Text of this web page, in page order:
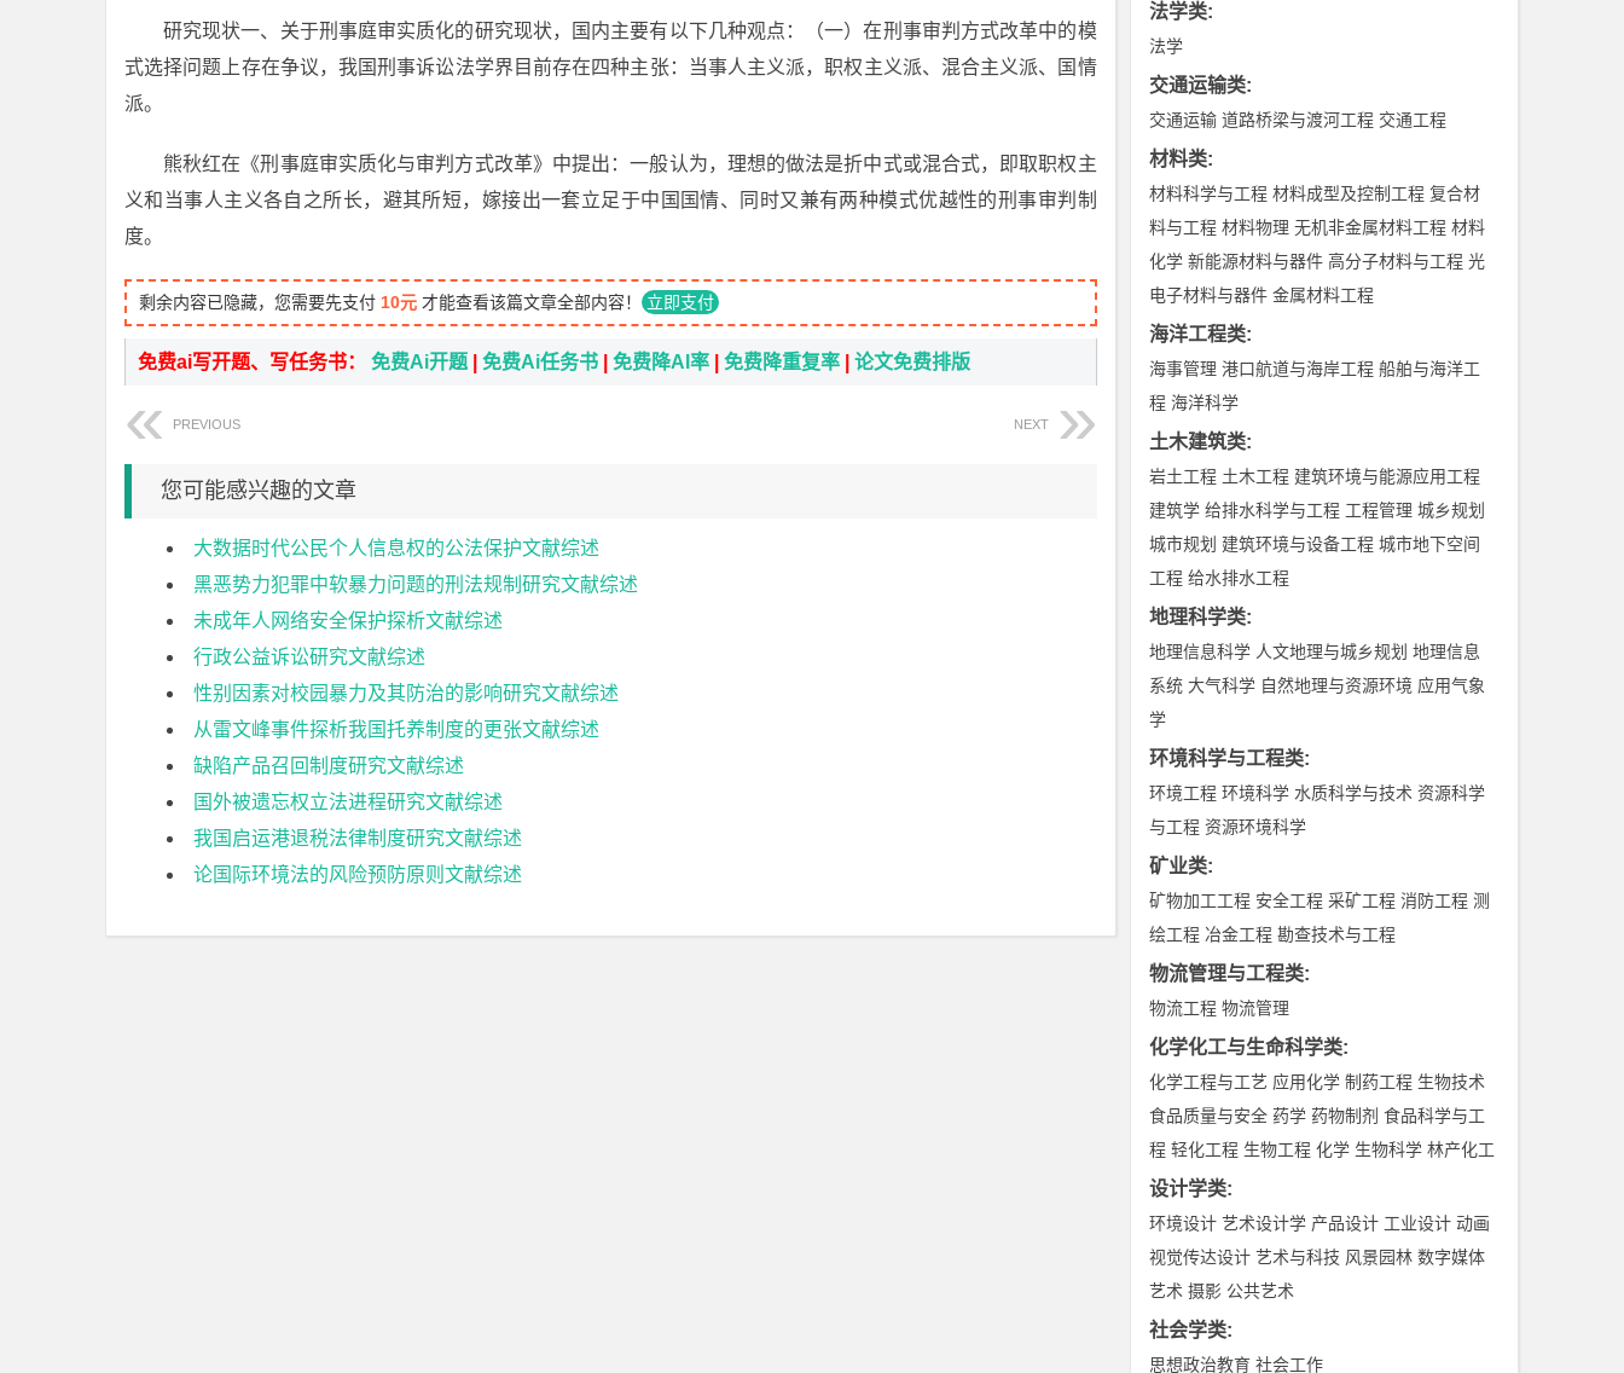
研究现状一、关于刑事庭审实质化的研究现状，国内主要有以下几种观点：（一）在刑事审判方式改革中的模
式选择问题上存在争议，我国刑事诉讼法学界目前存在四种主张：当事人主义派，职权主义派、混合主义派、国情
派。
熊秋红在《刑事庭审实质化与审判方式改革》中提出：一般认为，理想的做法是折中式或混合式，即取职权主
义和当事人主义各自之所长，避其所短，嫁接出一套立足于中国国情、同时又兼有两种模式优越性的刑事审判制
度。
剩余内容已隐藏，您需要先支付 10元 才能查看该篇文章全部内容！ 立即支付
免费ai写开题、写任务书： 免费Ai开题 免费Ai任务书 免费降AI率 免费降重复率 论文免费排版
PREVIOUS NEXT
您可能感兴趣的文章
大数据时代公民个人信息权的公法保护文献综述
黑恶势力犯罪中软暴力问题的刑法规制研究文献综述
未成年人网络安全保护探析文献综述
行政公益诉讼研究文献综述
性别因素对校园暴力及其防治的影响研究文献综述
从雷文峰事件探析我国托养制度的更张文献综述
缺陷产品召回制度研究文献综述
国外被遗忘权立法进程研究文献综述
我国启运港退税法律制度研究文献综述
论国际环境法的风险预防原则文献综述
法学类:
法学
交通运输类:
交通运输 道路桥梁与渡河工程 交通工程
材料类:
材料科学与工程 材料成型及控制工程 复合材
料与工程 材料物理 无机非金属材料工程 材料
化学 新能源材料与器件 高分子材料与工程 光
电子材料与器件 金属材料工程
海洋工程类:
海事管理 港口航道与海岸工程 船舶与海洋工
程 海洋科学
土木建筑类:
岩土工程 土木工程 建筑环境与能源应用工程
建筑学 给排水科学与工程 工程管理 城乡规划
城市规划 建筑环境与设备工程 城市地下空间
工程 给水排水工程
地理科学类:
地理信息科学 人文地理与城乡规划 地理信息
系统 大气科学 自然地理与资源环境 应用气象
学
环境科学与工程类:
环境工程 环境科学 水质科学与技术 资源科学
与工程 资源环境科学
矿业类:
矿物加工工程 安全工程 采矿工程 消防工程 测
绘工程 冶金工程 勘查技术与工程
物流管理与工程类:
物流工程 物流管理
化学化工与生命科学类:
化学工程与工艺 应用化学 制药工程 生物技术
食品质量与安全 药学 药物制剂 食品科学与工
程 轻化工程 生物工程 化学 生物科学 林产化工
设计学类:
环境设计 艺术设计学 产品设计 工业设计 动画
视觉传达设计 艺术与科技 风景园林 数字媒体
艺术 摄影 公共艺术
社会学类:
思想政治教育 社会工作